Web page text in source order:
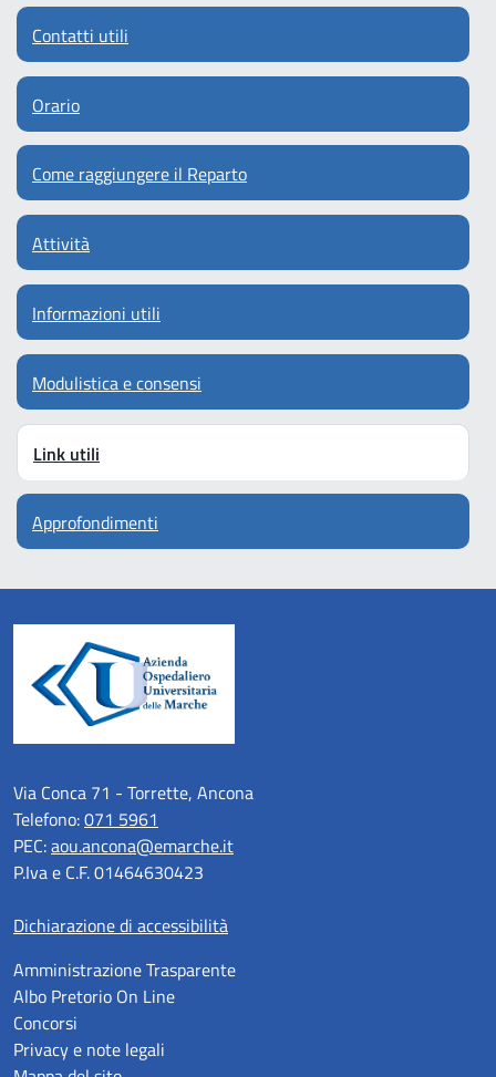
Contatti utili
Orario
Come raggiungere il Reparto
Attività
Informazioni utili
Modulistica e consensi
Link utili
Approfondimenti
Via Conca 71 - Torrette, Ancona
Telefono:071 5961
PEC:aou.ancona@emarche.it
P.Iva e C.F. 01464630423
Dichiarazione di accessibilità
Amministrazione Trasparente
Albo Pretorio On Line
Concorsi
Privacy e note legali